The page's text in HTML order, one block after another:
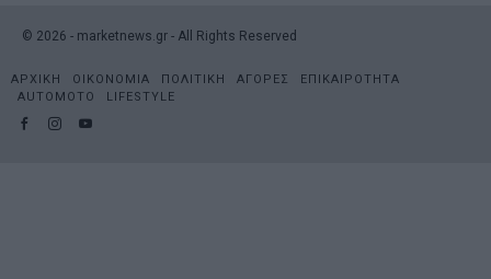
© 2026 - marketnews.gr - All Rights Reserved
ΑΡΧΙΚΗ ΟΙΚΟΝΟΜΙΑ ΠΟΛΙΤΙΚΗ ΑΓΟΡΕΣ
ΕΠΙΚΑΙΡΟΤΗΤΑ
AUTOMOTO
LIFESTYLE